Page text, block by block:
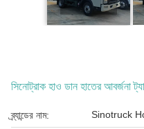
সিনোট্রাক হাও ডান হাতের আবর্জনা
ব্র্যান্ডের নাম: Sinotruck